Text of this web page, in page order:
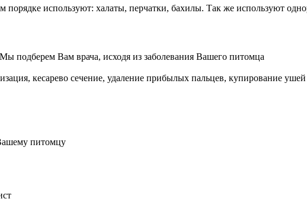
порядке используют: халаты, перчатки, бахилы. Так же используют
Мы подберем Вам врача, исходя из заболевания Вашего питомца
кесарево сечение, удаление прибылых пальцев, купирование
питомцу